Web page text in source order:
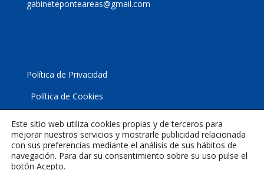
gabineteponteareas@gmail.com
Política de Privacidad
Política de Cookies
Este sitio web utiliza cookies propias y de terceros para
mejorar nuestros servicios y mostrarle publicidad relacionada
con sus preferencias mediante el análisis de sus hábitos de
navegación. Para dar su consentimiento sobre su uso pulse el
botón Acepto.